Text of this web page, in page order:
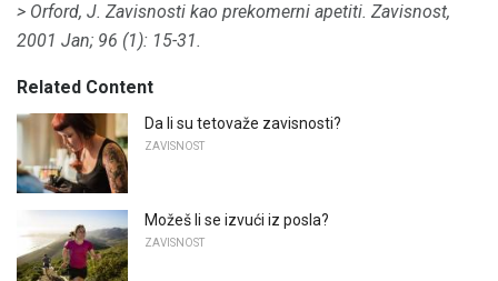
> Orford, J. Zavisnosti kao prekomerni apetiti. Zavisnost,
2001 Jan; 96 (1): 15-31.
Related Content
Da li su tetovaže zavisnosti?
ZAVISNOST
Možeš li se izvući iz posla?
ZAVISNOST